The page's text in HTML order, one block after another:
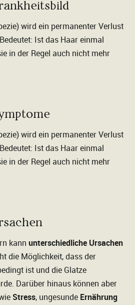
wird ein permanenter Verlust
Ist das Haar einmal
in der Regel auch nicht mehr
wird ein permanenter Verlust
Ist das Haar einmal
in der Regel auch nicht mehr
kann unterschiedliche Ursachen
die Möglichkeit, dass der
ist und die Glatze
Darüber hinaus können aber
Stress, ungesunde Ernährung